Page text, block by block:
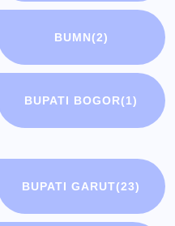
BUMN(2)
BUPATI BOGOR(1)
BUPATI GARUT(23)